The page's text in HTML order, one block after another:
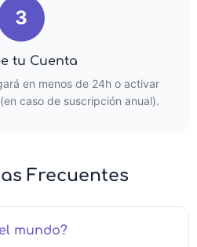
3
tu Cuenta
en menos de 24h o activar
caso de suscripción anual).
Frecuentes
mundo?